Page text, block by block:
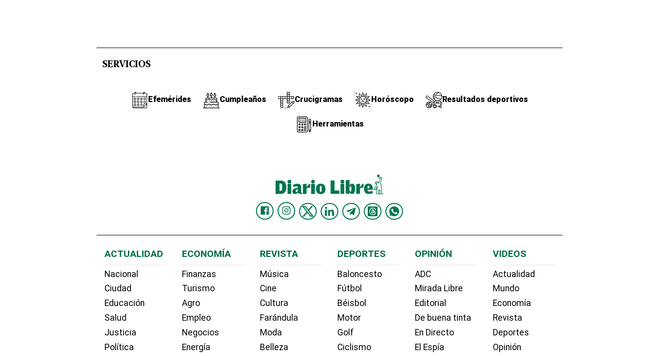
SERVICIOS
Efemérides Cumpleaños Crucigramas Horóscopo Resultados deportivos
Herramientas
ACTUALIDAD
Nacional
Ciudad
Educación
Salud
Justicia
Política
ECONOMÍA
Finanzas
Turismo
Agro
Empleo
Negocios
Energía
REVISTA
Música
Cine
Cultura
Farándula
Moda
Belleza
DEPORTES
Baloncesto
Fútbol
Béisbol
Motor
Golf
Ciclismo
OPINIÓN
ADC
Mirada Libre
Editorial
De buena tinta
En Directo
El Espía
VIDEOS
Actualidad
Mundo
Economía
Revista
Deportes
Opinión